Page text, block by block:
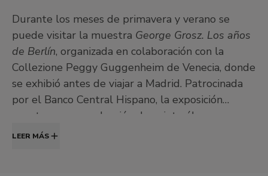
Durante los meses de primavera y verano se
puede visitar la muestra George Grosz. Los años
de Berlín, organizada en colaboración con la
Collezione Peggy Guggenheim de Venecia, donde
se exhibió antes de viajar a Madrid. Patrocinada
por el Banco Central Hispano, la exposición
cuenta con una selección de veinte óleos, un
centenar de obras sobre papel y varios libros de
LEER MÁS